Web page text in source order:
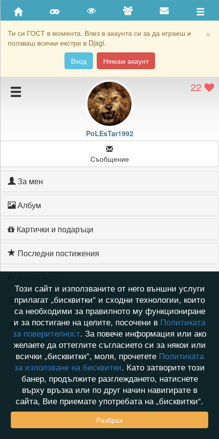
×
Ти си ГОСТ в момента. Влез в акаунта си за да играеш и
ползваш всички екстри в Djagi.
Вход
Нямам акаунт
Приятели
Хронология на игри
Подаръците на PoLEsTar1992
Картичките на PoLEsTar1992
Блокирай PoLEsTar1992
22
PoLEsTar1992
Съобщение
За мен
Албум
Картички и подаръци
Последни постижения
Хронология на игри
Активност
Този сайт и използваните от него външни услуги
прилагат „бисквитки“ и сходни технологии, които
са необходими за правилното му функциониране
и за постигане на целите, посочени в Политиката
за поверителност. За повече информация или ако
желаете да оттеглите съгласието си за някои или
всички „бисквитки“, моля, прочетете Политиката
за използване на бисквитки. Като затворите този
банер, продължите разглеждането, натиснете
върху връзка или по друг начин навигирате в
сайта, Вие приемате употребата на „бисквитки“.
Разбрах